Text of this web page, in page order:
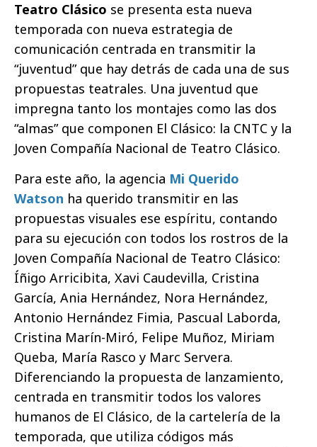
Teatro Clásico se presenta esta nueva
temporada con nueva estrategia de
comunicación centrada en transmitir la
“juventud” que hay detrás de cada una de sus
propuestas teatrales. Una juventud que
impregna tanto los montajes como las dos
“almas” que componen El Clásico: la CNTC y la
Joven Compañía Nacional de Teatro Clásico.
Para este año, la agencia Mi Querido
Watson ha querido transmitir en las
propuestas visuales ese espíritu, contando
para su ejecución con todos los rostros de la
Joven Compañía Nacional de Teatro Clásico:
Íñigo Arricibita, Xavi Caudevilla, Cristina
García, Ania Hernández, Nora Hernández,
Antonio Hernández Fimia, Pascual Laborda,
Cristina Marín-Miró, Felipe Muñoz, Miriam
Queba, María Rasco y Marc Servera.
Diferenciando la propuesta de lanzamiento,
centrada en transmitir todos los valores
humanos de El Clásico, de la cartelería de la
temporada, que utiliza códigos más